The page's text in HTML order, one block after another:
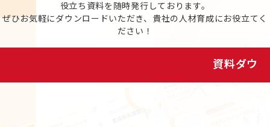
役立ち資料を随時発行しております。
ぜひお気軽にダウンロードいただき、貴社の人材育成にお役立てく
ださい！